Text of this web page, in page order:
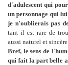
d'adulescent qui
un personnage qui
je n'oublierais pas
tant il est rare de
aussi naturel et
Bref, le sens de
qui fait la part belle